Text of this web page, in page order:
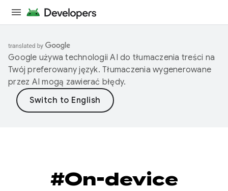
Google używa technologii AI do tłumaczenia treści na
Twój preferowany język. Tłumaczenia wygenerowane
przez AI mogą zawierać błędy.
#On-device